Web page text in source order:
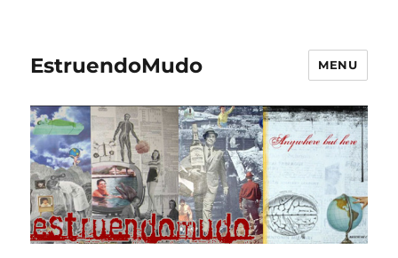
EstruendoMudo MENU